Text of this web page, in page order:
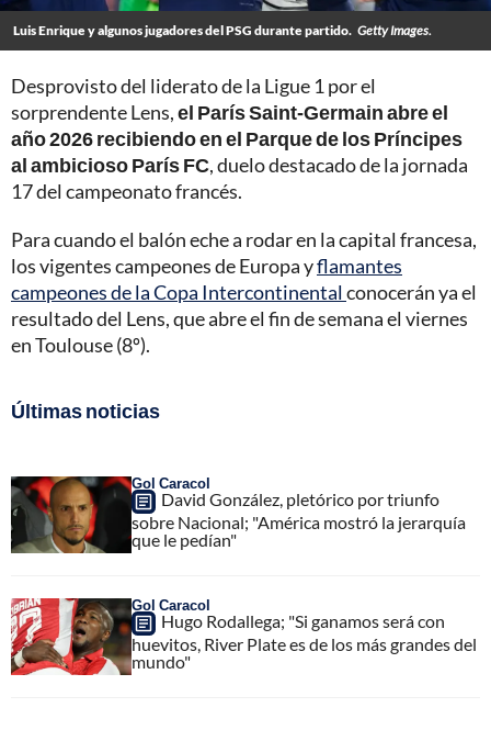
Luis Enrique y algunos jugadores del PSG durante partido. Getty Images.
Desprovisto del liderato de la Ligue 1 por el
sorprendente Lens,el París Saint-Germain abre el
año 2026 recibiendo en el Parque de los Príncipes
al ambicioso París FC, duelo destacado de la jornada
17 del campeonato francés.
Para cuando el balón eche a rodar en la capital francesa,
los vigentes campeones de Europa yflamantes
campeones de la Copa Intercontinentalconocerán ya el
resultado del Lens, que abre el fin de semana el viernes
en Toulouse (8º).
Últimas noticias
Gol Caracol
David González, pletórico por triunfo
sobre Nacional; "América mostró la jerarquía
que le pedían"
Gol Caracol
Hugo Rodallega; "Si ganamos será con
huevitos, River Plate es de los más grandes del
mundo"